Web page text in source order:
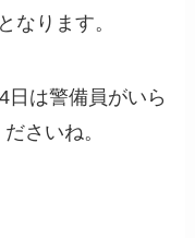
なります。
日は警備員がいら
さいね。